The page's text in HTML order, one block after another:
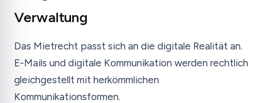
Verwaltung
Das Mietrecht passt sich an die digitale Realität an.
E-Mails und digitale Kommunikation werden rechtlich
gleichgestellt mit herkömmlichen
Kommunikationsformen.